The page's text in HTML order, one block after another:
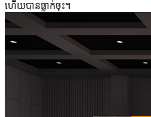
ហើយបានធ្លាក់ចុះ។